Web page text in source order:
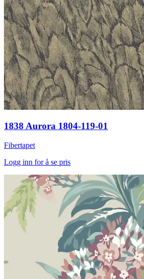
1838 Aurora 1804-119-01
Fibertapet
Logg inn for å se pris